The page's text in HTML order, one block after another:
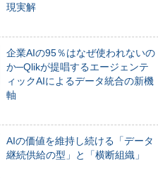
現実解
企業AIの95％はなぜ使われないの
か─Qlikが提唱するエージェンテ
ィックAIによるデータ統合の新機
軸
AIの価値を維持し続ける「データ
継続供給の型」と「横断組織」